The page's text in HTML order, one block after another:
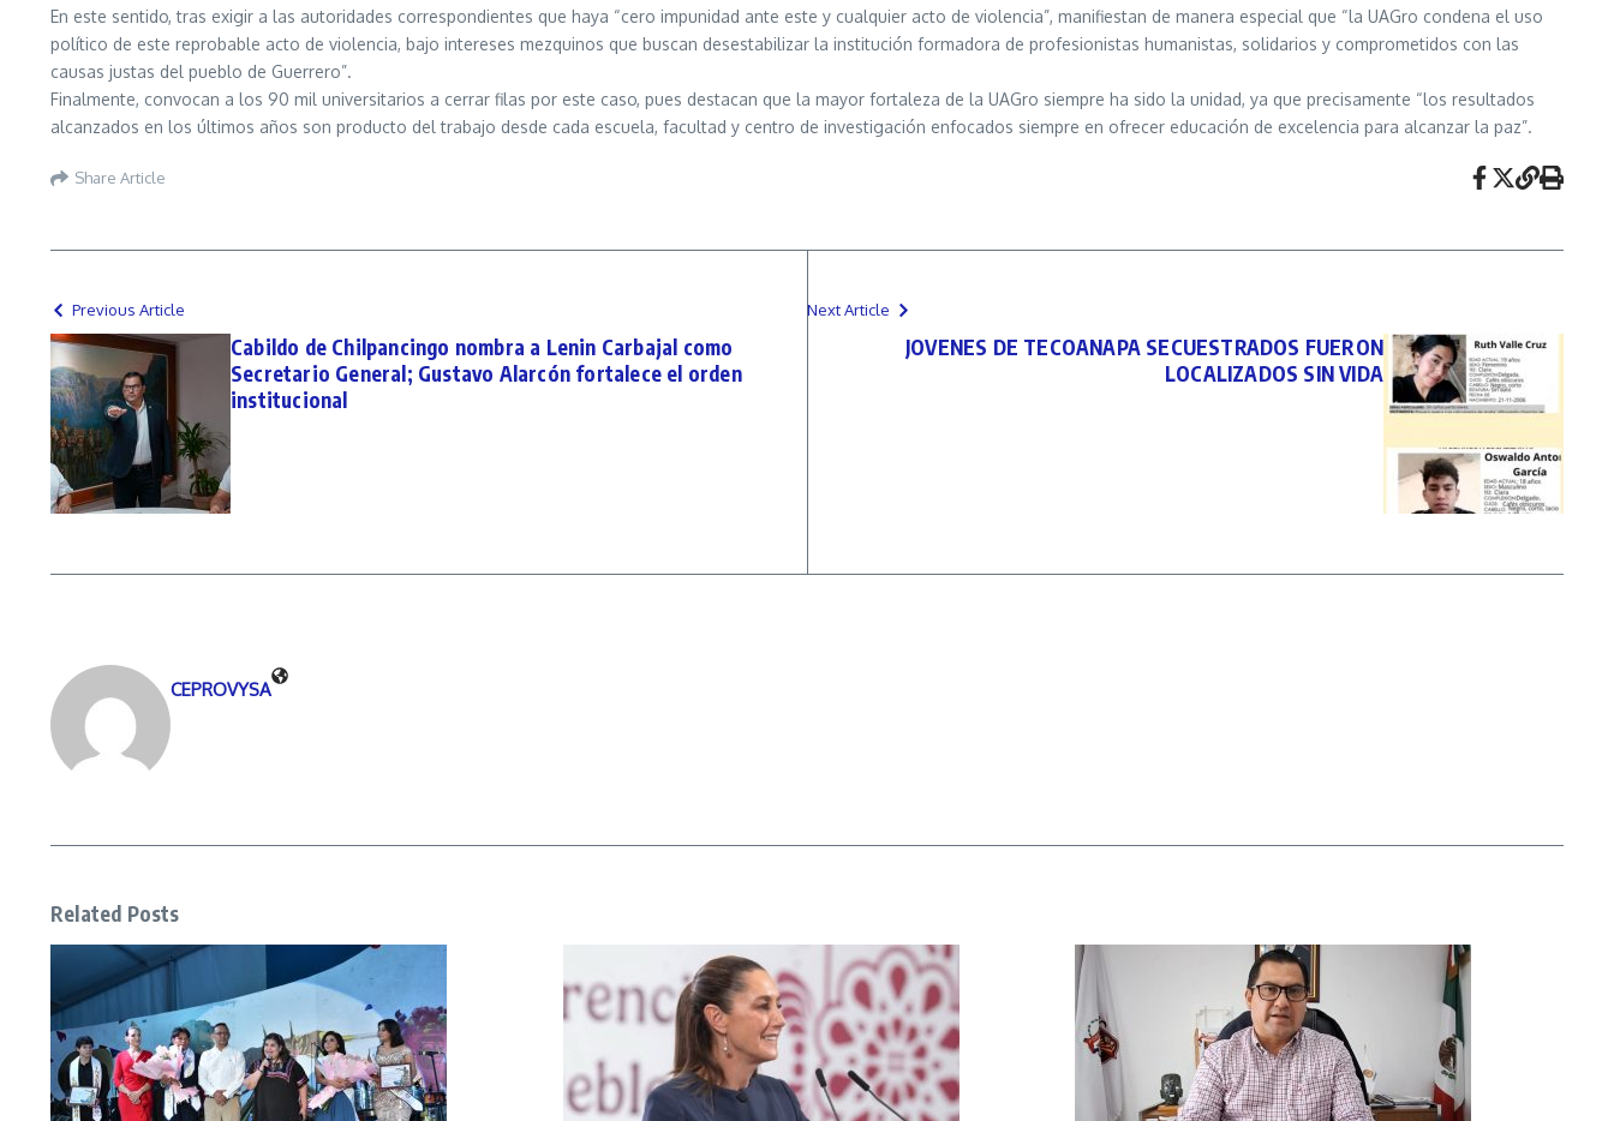
En este sentido, tras exigir a las autoridades correspondientes que haya “cero impunidad ante este y cualquier acto de violencia”, manifiestan de manera especial que “la UAGro condena el uso
político de este reprobable acto de violencia, bajo intereses mezquinos que buscan desestabilizar la institución formadora de profesionistas humanistas, solidarios y comprometidos con las
causas justas del pueblo de Guerrero”.
Finalmente, convocan a los 90 mil universitarios a cerrar filas por este caso, pues destacan que la mayor fortaleza de la UAGro siempre ha sido la unidad, ya que precisamente “los resultados
alcanzados en los últimos años son producto del trabajo desde cada escuela, facultad y centro de investigación enfocados siempre en ofrecer educación de excelencia para alcanzar la paz”.
Share Article
Previous Article
Cabildo de Chilpancingo nombra a Lenin Carbajal como
Secretario General; Gustavo Alarcón fortalece el orden
institucional
Next Article
JOVENES DE TECOANAPA SECUESTRADOS FUERON
LOCALIZADOS SIN VIDA
CEPROVYSA
Related Posts